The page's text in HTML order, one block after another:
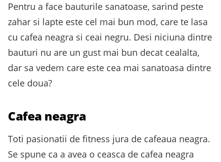
Pentru a face bauturile sanatoase, sarind peste
zahar si lapte este cel mai bun mod, care te lasa
cu cafea neagra si ceai negru. Desi niciuna dintre
bauturi nu are un gust mai bun decat cealalta,
dar sa vedem care este cea mai sanatoasa dintre
cele doua?
Cafea neagra
Toti pasionatii de fitness jura de cafeaua neagra.
Se spune ca a avea o ceasca de cafea neagra